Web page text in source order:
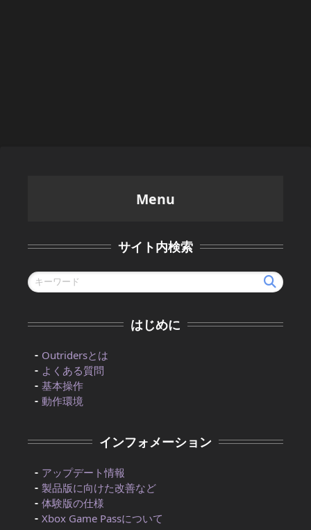
Menu
サイト内検索
はじめに
Outridersとは
よくある質問
基本操作
動作環境
インフォメーション
アップデート情報
製品版に向けた改善など
体験版の仕様
Xbox Game Passについて